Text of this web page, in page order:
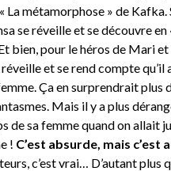
La métamorphose » de
se réveille et se découvre
bien, pour le héros de Mari et
et se rend compte qu’il
Ça en surprendrait plus
Mais il y a plus
de sa femme quand on allait
! C’est absurde, mais c’est
c’est vrai… D’autant plus